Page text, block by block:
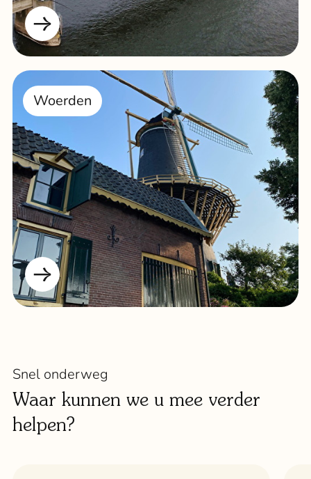
Woerden
Snel onderweg
Waar kunnen we u mee verder
helpen?